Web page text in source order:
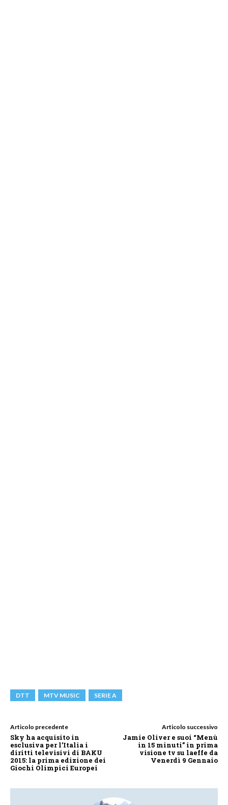
DTT MTV MUSIC SERIE A
Articolo precedente
Sky ha acquisito in
esclusiva per l’Italia i
diritti televisivi di BAKU
2015: la prima edizione dei
Giochi Olimpici Europei
Articolo successivo
Jamie Oliver e suoi “Menù
in 15 minuti” in prima
visione tv su laeffe da
Venerdì 9 Gennaio